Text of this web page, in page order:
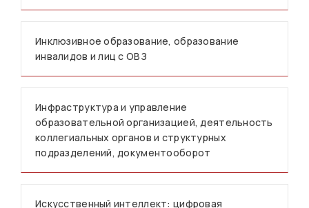
Инклюзивное образование, образование
инвалидов и лиц с ОВЗ
Инфраструктура и управление
образовательной организацией, деятельность
коллегиальных органов и структурных
подразделений, документооборот
Искусственный интеллект: цифровая